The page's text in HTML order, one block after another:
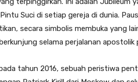
Suci di setiap gereja di dunia.
secara simbolis membuka yang
selama perjalanan apostolik
tahun 2016, sebuah peristiwa